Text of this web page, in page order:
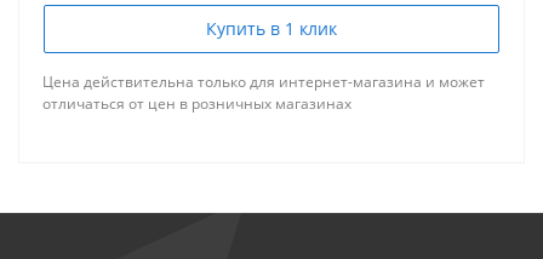
Купить в 1 клик
Цена действительна только для интернет-магазина и может
отличаться от цен в розничных магазинах